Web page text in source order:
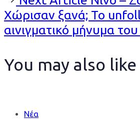
Article
Χώρισαν ξανά; Το
αινιγματικό μήνυμα
You may also like
Νέα